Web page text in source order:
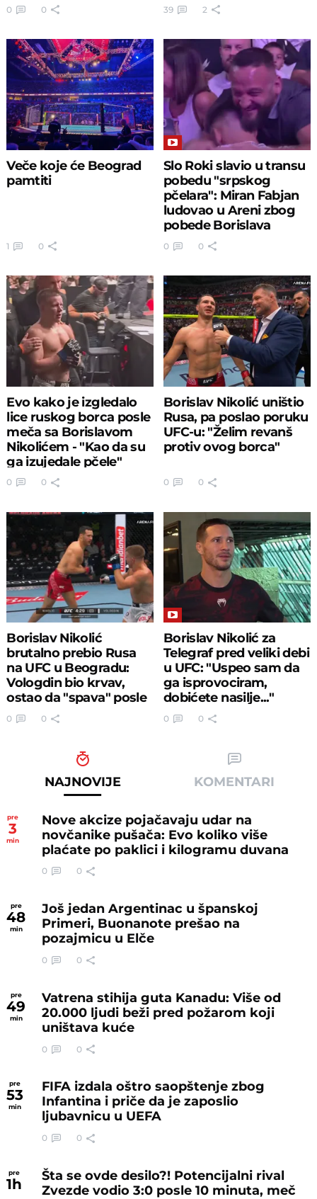
0 0 39 2
Veče koje će Beograd
pamtiti
1 0
Slo Roki slavio u transu
pobedu "srpskog
pčelara": Miran Fabjan
ludovao u Areni zbog
pobede Borislava
Nikolića
0 0
Evo kako je izgledalo
lice ruskog borca posle
meča sa Borislavom
Nikolićem - "Kao da su
ga izujedale pčele"
0 0
Borislav Nikolić uništio
Rusa, pa poslao poruku
UFC-u: "Želim revanš
protiv ovog borca"
0 0
Borislav Nikolić
brutalno prebio Rusa
na UFC u Beogradu:
Vologdin bio krvav,
ostao da "spava" posle
borbe
0 0
Borislav Nikolić za
Telegraf pred veliki debi
u UFC: "Uspeo sam da
ga isprovociram,
dobićete nasilje..."
0 0
NAJNOVIJE KOMENTARI
pre
3
min
Nove akcize pojačavaju udar na
novčanike pušača: Evo koliko više
plaćate po paklici i kilogramu duvana
0 0
pre
48
min
Još jedan Argentinac u španskoj
Primeri, Buonanote prešao na
pozajmicu u Elče
0 0
pre
49
min
Vatrena stihija guta Kanadu: Više od
20.000 ljudi beži pred požarom koji
uništava kuće
0 0
pre
53
min
FIFA izdala oštro saopštenje zbog
Infantina i priče da je zaposlio
ljubavnicu u UEFA
0 0
pre
1h
Šta se ovde desilo?! Potencijalni rival
Zvezde vodio 3:0 posle 10 minuta, meč